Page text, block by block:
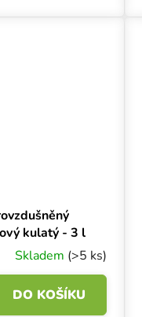
kulatý - 3 l
Skladem (>5 ks)
DO KOŠÍKU